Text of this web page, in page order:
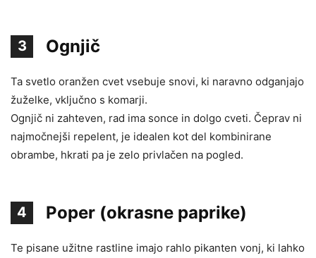
3 Ognjič
Ta svetlo oranžen cvet vsebuje snovi, ki naravno odganjajo
žuželke, vključno s komarji.
Ognjič ni zahteven, rad ima sonce in dolgo cveti. Čeprav ni
najmočnejši repelent, je idealen kot del kombinirane
obrambe, hkrati pa je zelo privlačen na pogled.
4 Poper (okrasne paprike)
Te pisane užitne rastline imajo rahlo pikanten vonj, ki lahko